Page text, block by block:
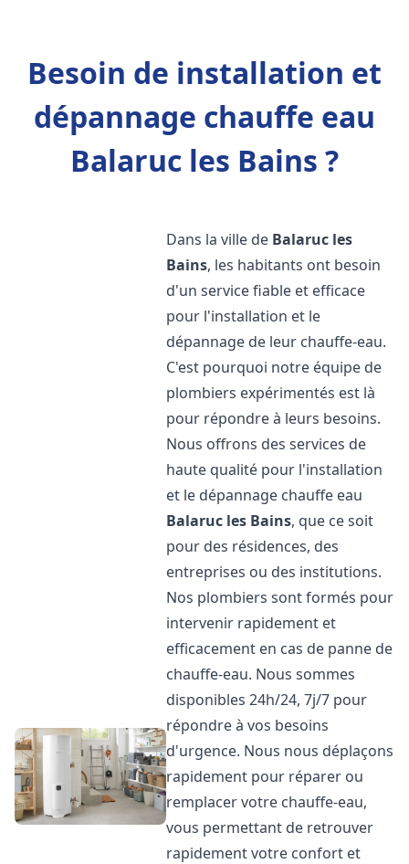
Besoin de installation et
dépannage chauffe eau
Balaruc les Bains ?
Dans la ville de Balaruc les
Bains, les habitants ont besoin
d'un service fiable et efficace
pour l'installation et le
dépannage de leur chauffe-eau.
C'est pourquoi notre équipe de
plombiers expérimentés est là
pour répondre à leurs besoins.
Nous offrons des services de
haute qualité pour l'installation
et le dépannage chauffe eau
Balaruc les Bains, que ce soit
pour des résidences, des
entreprises ou des institutions.
Nos plombiers sont formés pour
intervenir rapidement et
efficacement en cas de panne de
chauffe-eau. Nous sommes
disponibles 24h/24, 7j/7 pour
répondre à vos besoins
d'urgence. Nous nous déplaçons
rapidement pour réparer ou
remplacer votre chauffe-eau,
vous permettant de retrouver
rapidement votre confort et